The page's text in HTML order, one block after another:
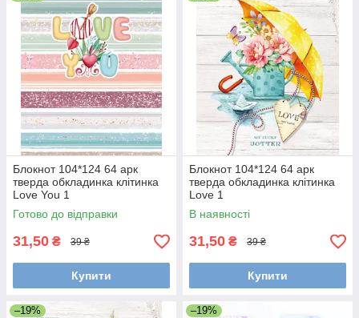
Блокнот 104*124 64 арк
тверда обкладинка клітинка
Love You 1
Готово до відправки
31,50 ₴ 39 ₴
Купити
Блокнот 104*124 64 арк
тверда обкладинка клітинка
Love 1
В наявності
31,50 ₴ 39 ₴
Купити
–19% –19%